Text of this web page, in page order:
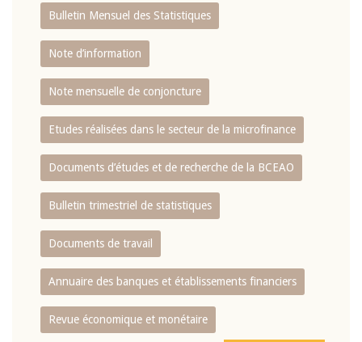
Bulletin Mensuel des Statistiques
Note d’information
Note mensuelle de conjoncture
Etudes réalisées dans le secteur de la microfinance
Documents d’études et de recherche de la BCEAO
Bulletin trimestriel de statistiques
Documents de travail
Annuaire des banques et établissements financiers
Revue économique et monétaire